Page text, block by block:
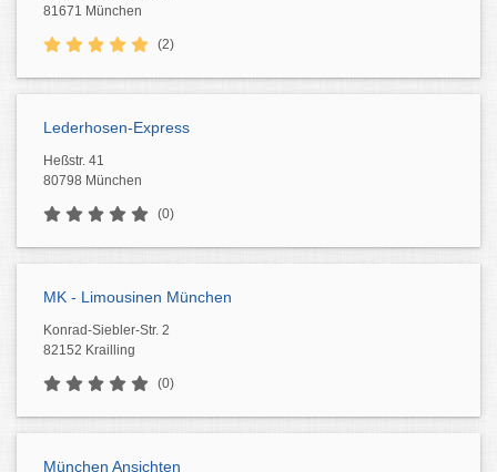
81671 München
(2)
Lederhosen-Express
Heßstr. 41
80798 München
(0)
MK - Limousinen München
Konrad-Siebler-Str. 2
82152 Krailling
(0)
München Ansichten